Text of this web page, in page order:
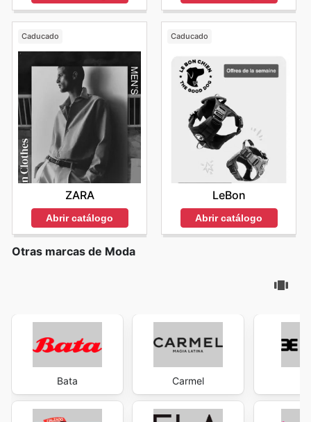
Caducado
ZARA
Abrir catálogo
Caducado
LeBon
Abrir catálogo
Otras marcas de Moda
Bata Carmel